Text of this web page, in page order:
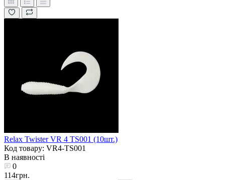
Relax Twister VR 4 TS001 (10шт.)
Код товару: VR4-TS001
В наявності
0
114грн.